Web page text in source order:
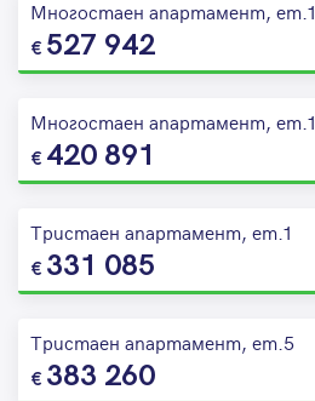
Многостаен апартамент, ет.1
527 942
Многостаен апартамент, ет.1
420 891
Тристаен апартамент, ет.1
331 085
Тристаен апартамент, ет.5
383 260